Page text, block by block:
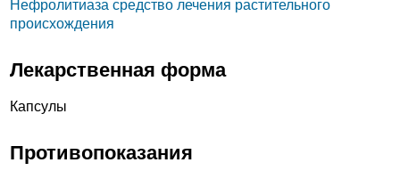
Нефролитиаза средство лечения растительного
происхождения
Лекарственная форма
Капсулы
Противопоказания